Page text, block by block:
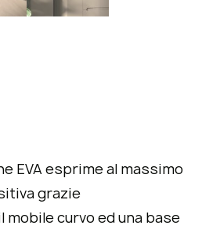
EVA esprime al massimo
grazie
mobile curvo ed una base